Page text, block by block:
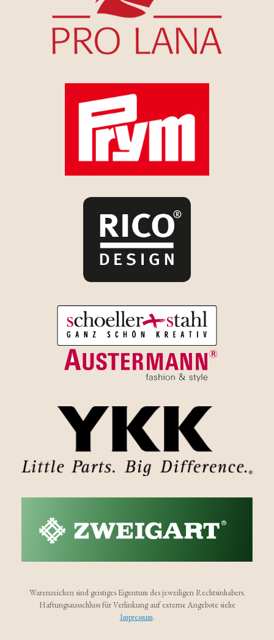
Warenzeichen sind geistiges Eigentum des jeweiligen Rechtsinhabers.
Haftungsausschluss für Verlinkung auf externe Angebote siehe
Impressum.